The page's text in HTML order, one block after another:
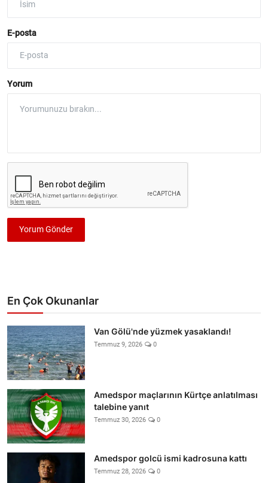
E-posta
Yorum
Yorum Gönder
En Çok Okunanlar
Van Gölü'nde yüzmek yasaklandı!
Temmuz 9, 2026 0
Amedspor maçlarının Kürtçe anlatılması
talebine yanıt
Temmuz 30, 2026 0
Amedspor golcü ismi kadrosuna kattı
Temmuz 28, 2026 0